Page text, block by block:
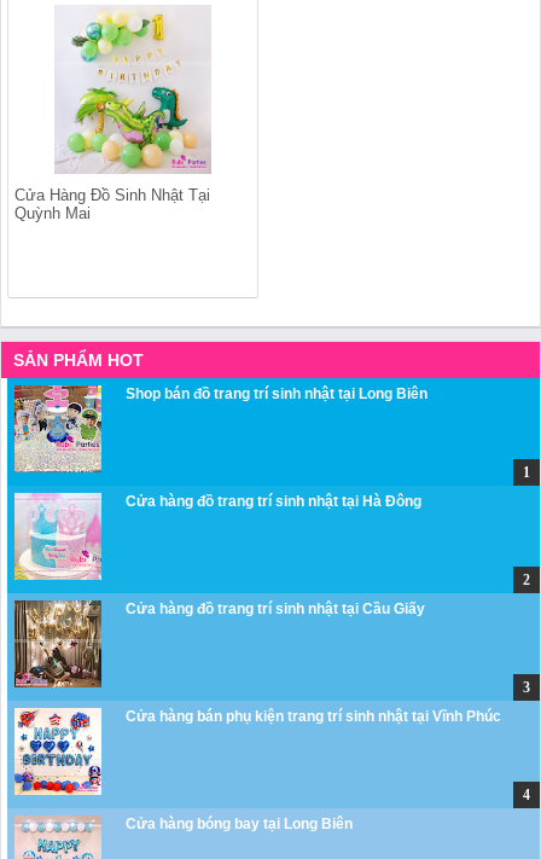
Cửa Hàng Đồ Sinh Nhật Tại
Quỳnh Mai
SẢN PHẨM HOT
Shop bán đồ trang trí sinh nhật tại Long Biên
Cửa hàng đồ trang trí sinh nhật tại Hà Đông
Cửa hàng đồ trang trí sinh nhật tại Cầu Giấy
Cửa hàng bán phụ kiện trang trí sinh nhật tại Vĩnh Phúc
Cửa hàng bóng bay tại Long Biên